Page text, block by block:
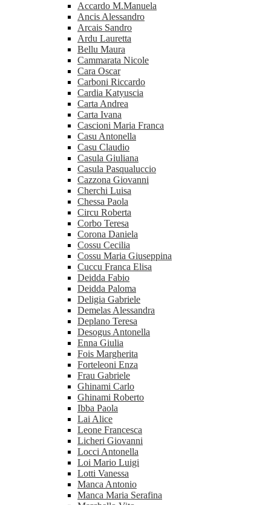
Accardo M.Manuela
Ancis Alessandro
Arcais Sandro
Ardu Lauretta
Bellu Maura
Cammarata Nicole
Cara Oscar
Carboni Riccardo
Cardia Katyuscia
Carta Andrea
Carta Ivana
Cascioni Maria Franca
Casu Antonella
Casu Claudio
Casula Giuliana
Casula Pasqualuccio
Cazzona Giovanni
Cherchi Luisa
Chessa Paola
Circu Roberta
Corbo Teresa
Corona Daniela
Cossu Cecilia
Cossu Maria Giuseppina
Cuccu Franca Elisa
Deidda Fabio
Deidda Paloma
Deligia Gabriele
Demelas Alessandra
Deplano Teresa
Desogus Antonella
Enna Giulia
Fois Margherita
Forteleoni Enza
Frau Gabriele
Ghinami Carlo
Ghinami Roberto
Ibba Paola
Lai Alice
Leone Francesca
Licheri Giovanni
Locci Antonella
Loi Mario Luigi
Lotti Vanessa
Manca Antonio
Manca Maria Serafina